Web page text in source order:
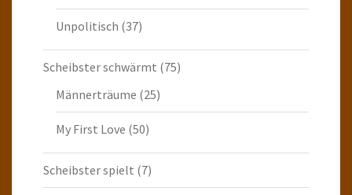
Unpolitisch (37)
Scheibster schwärmt (75)
Männerträume (25)
My First Love (50)
Scheibster spielt (7)